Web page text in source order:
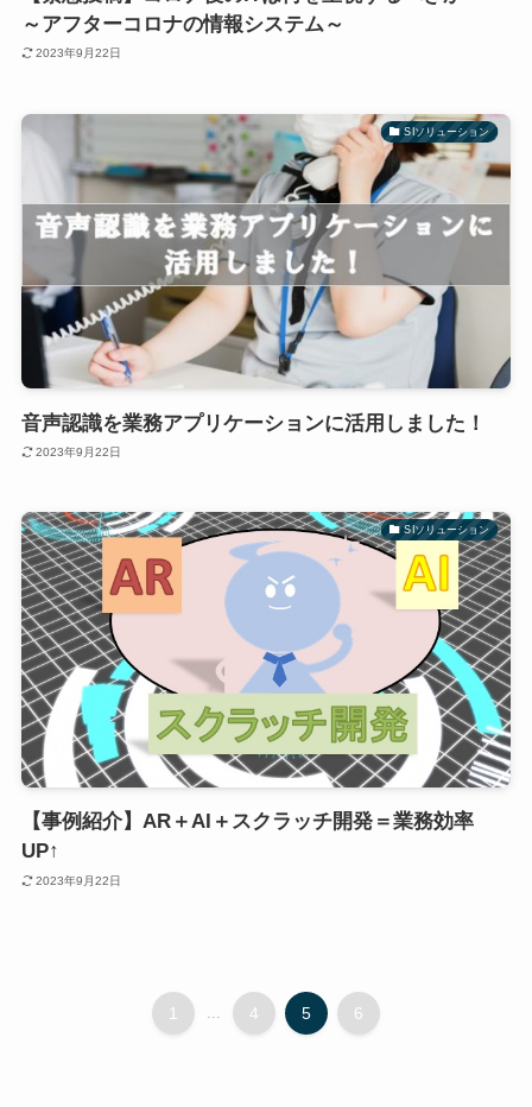
～アフターコロナの情報システム～
2023年9月22日
SIソリューション
音声認識を業務アプリケーションに活用しました！
2023年9月22日
SIソリューション
【事例紹介】AR＋AI＋スクラッチ開発＝業務効率
UP↑
2023年9月22日
1 ... 4 5 6